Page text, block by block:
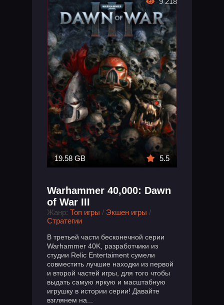
19.58 GB 5.5
Warhammer 40,000: Dawn
of War III
Жанр: Топ игры / Экшен игры /
Стратегии
В третьей части бесконечной серии
Warhammer 40K, разработчики из
студии Relic Entertaiment сумели
совместить лучшие находки из первой
и второй частей игры, для того чтобы
выдать самую яркую и масштабную
игрушку в истории серии! Давайте
взглянем на...